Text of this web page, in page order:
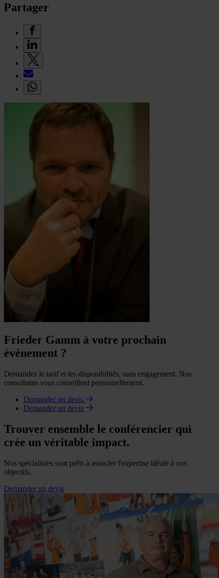
Partager
Frieder Gamm à votre prochain
événement ?
Demandez le tarif et les disponibilités, sans engagement. Nos
consultants vous conseillent personnellement.
Demander un devis
Demander un devis
Trouver ensemble le conférencier qui
crée un véritable impact.
Nos spécialistes sont prêts à associer l'expertise idéale à vos
objectifs.
Demander un devis